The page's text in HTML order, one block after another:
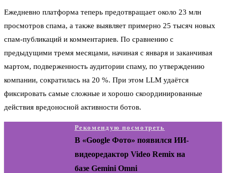
Ежедневно платформа теперь предотвращает около 23 млн
просмотров спама, а также выявляет примерно 25 тысяч новых
спам-публикаций и комментариев. По сравнению с
предыдущими тремя месяцами, начиная с января и заканчивая
мартом, подверженность аудитории спаму, по утверждению
компании, сократилась на 20 %. При этом LLM удаётся
фиксировать самые сложные и хорошо скоординированные
действия вредоносной активности ботов.
Рекомендую посмотреть
В «Google Фото» появился ИИ-
видеоредактор Video Remix на
базе Gemini Omni